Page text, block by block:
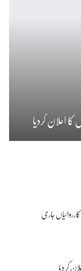
اعلان کردیا
جاری
کر دیا